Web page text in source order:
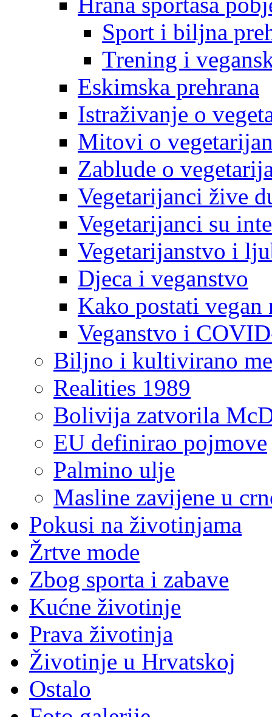
Sport i biljna
Trening i
Eskimska prehrana
Istraživanje o
Mitovi o
Zablude o
Vegetarijanci žive
Vegetarijanci su
Vegetarijanstvo i
Djeca i veganstvo
Kako postati vegan
Veganstvo i
Biljno i kultivirano
Realities 1989
Bolivija zatvorila
EU definirao pojmove
Palmino ulje
Masline zavijene u
Pokusi na životinjama
Žrtve mode
Zbog sporta i zabave
Kućne životinje
Prava životinja
Životinje u Hrvatskoj
Ostalo